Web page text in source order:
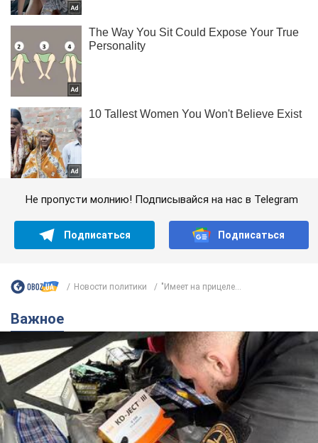
Не пропусти молнию! Подписывайся на нас в Telegram
Подписаться Подписаться
Новости политики "Имеет на прицеле...
Важное